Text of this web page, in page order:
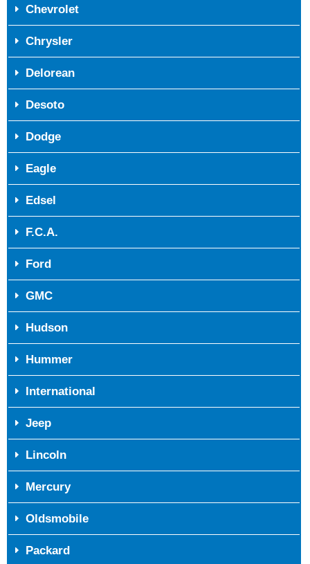
Chevrolet
Chrysler
Delorean
Desoto
Dodge
Eagle
Edsel
F.C.A.
Ford
GMC
Hudson
Hummer
International
Jeep
Lincoln
Mercury
Oldsmobile
Packard